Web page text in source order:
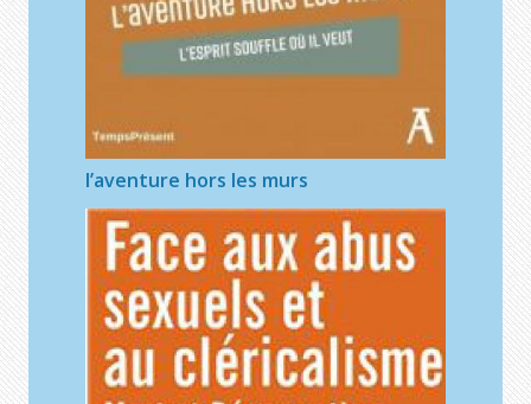
l’aventure hors les murs